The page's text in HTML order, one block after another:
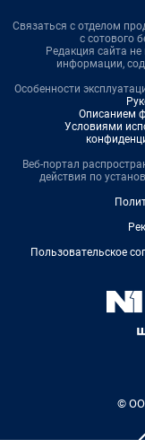
Связаться с отделом
с сотового
Редакция сайта не
информации,
Особенности
Описанием
Условиями
Веб-портал
действия по
Пользовательское
©